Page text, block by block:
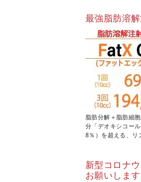
最強脂肪溶
脂肪分解＋脂肪細
分「デオキシコー
8％）を超える、リ
新型コロナ
お願いします